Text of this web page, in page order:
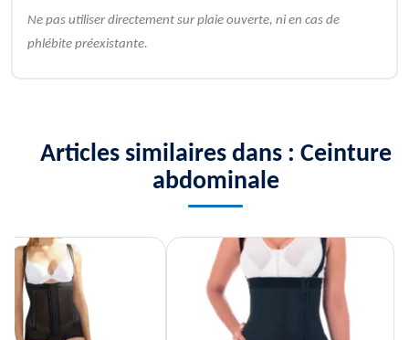
Ne pas utiliser directement sur plaie ouverte, ni en cas de
phlébite préexistante.
Articles similaires dans : Ceinture
abdominale